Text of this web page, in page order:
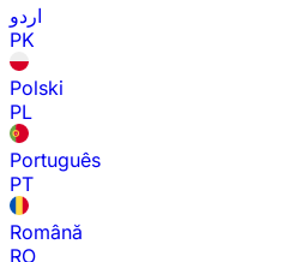
اردو
PK
Polski
PL
Português
PT
Română
RO